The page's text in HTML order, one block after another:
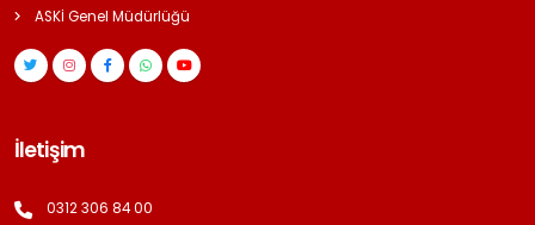
ASKİ Genel Müdürlüğü
İletişim
0312 306 84 00